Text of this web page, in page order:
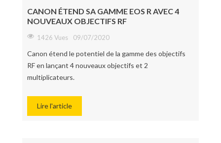
CANON ÉTEND SA GAMME EOS R AVEC 4
NOUVEAUX OBJECTIFS RF
1426 Vues 09/07/2020
Canon étend le potentiel de la gamme des objectifs
RF en lançant 4 nouveaux objectifs et 2
multiplicateurs.
Lire l'article